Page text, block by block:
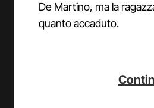
De Martino, ma la
quanto accaduto.